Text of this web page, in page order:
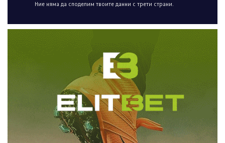
Ние няма да споделим твоите данни с трети страни.